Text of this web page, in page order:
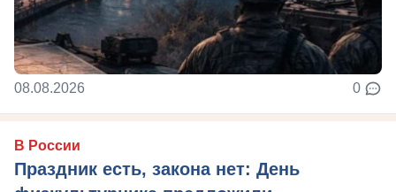
08.08.2026 0
В России
Праздник есть, закона нет: День